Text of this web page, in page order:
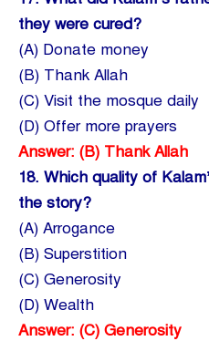
they were cured?
(A) Donate money
(B) Thank Allah
(C) Visit the mosque daily
(D) Offer more prayers
Answer: (B) Thank Allah
18. Which quality of
the story?
(A) Arrogance
(B) Superstition
(C) Generosity
(D) Wealth
Answer: (C) Generosity